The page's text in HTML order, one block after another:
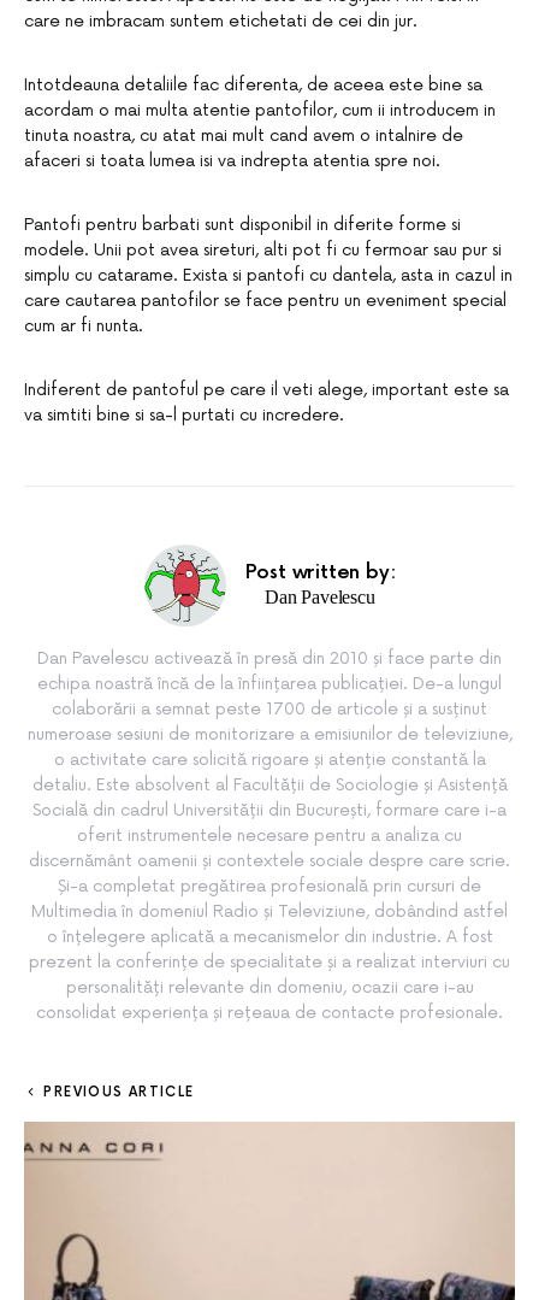
care ne imbracam suntem etichetati de cei din jur.
Intotdeauna detaliile fac diferenta, de aceea este bine sa
acordam o mai multa atentie pantofilor, cum ii introducem in
tinuta noastra, cu atat mai mult cand avem o intalnire de
afaceri si toata lumea isi va indrepta atentia spre noi.
Pantofi pentru barbati sunt disponibil in diferite forme si
modele. Unii pot avea sireturi, alti pot fi cu fermoar sau pur si
simplu cu catarame. Exista si pantofi cu dantela, asta in cazul in
care cautarea pantofilor se face pentru un eveniment special
cum ar fi nunta.
Indiferent de pantoful pe care il veti alege, important este sa
va simtiti bine si sa-l purtati cu incredere.
Post written by:
Dan Pavelescu
Dan Pavelescu activează în presă din 2010 și face parte din
echipa noastră încă de la înființarea publicației. De-a lungul
colaborării a semnat peste 1700 de articole și a susținut
numeroase sesiuni de monitorizare a emisiunilor de televiziune,
o activitate care solicită rigoare și atenție constantă la
detaliu. Este absolvent al Facultății de Sociologie și Asistență
Socială din cadrul Universității din București, formare care i-a
oferit instrumentele necesare pentru a analiza cu
discernământ oamenii și contextele sociale despre care scrie.
Și-a completat pregătirea profesională prin cursuri de
Multimedia în domeniul Radio și Televiziune, dobândind astfel
o înțelegere aplicată a mecanismelor din industrie. A fost
prezent la conferințe de specialitate și a realizat interviuri cu
personalități relevante din domeniu, ocazii care i-au
consolidat experiența și rețeaua de contacte profesionale.
PREVIOUS ARTICLE